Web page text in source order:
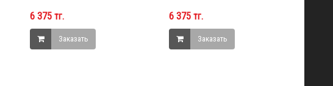
6 375 тг.
Заказать
6 375 тг.
Заказать